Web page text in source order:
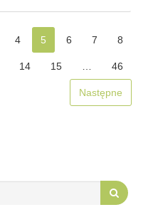
4 5 6 7 8
14 15 46
Następne